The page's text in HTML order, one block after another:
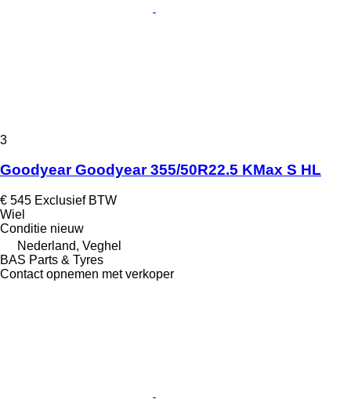
3
Goodyear Goodyear 355/50R22.5 KMax S HL
€ 545 Exclusief BTW
Wiel
Conditie nieuw
Nederland, Veghel
BAS Parts & Tyres
Contact opnemen met verkoper